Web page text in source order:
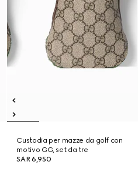
Custodia per mazze da golf con
motivo GG, set da tre
SAR 6,950